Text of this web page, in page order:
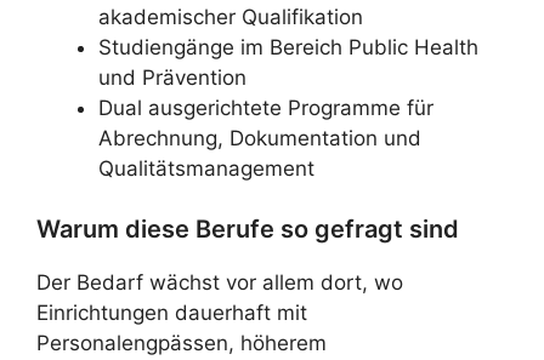
akademischer Qualifikation
Studiengänge im Bereich Public Health
und Prävention
Dual ausgerichtete Programme für
Abrechnung, Dokumentation und
Qualitätsmanagement
Warum diese Berufe so gefragt sind
Der Bedarf wächst vor allem dort, wo
Einrichtungen dauerhaft mit
Personalengpässen, höherem